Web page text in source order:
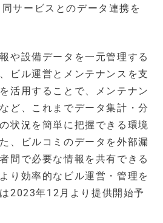
サービスとのデータ連携を
や設備データを一元管理する
ビル運営とメンテナンスを支
活用することで、メンテナン
ど、これまでデータ集計・分
状況を簡単に把握できる環境
、ビルコミのデータを外部漏
間で必要な情報を共有できる
り効率的なビル運営・管理を
2023年12月より提供開始予